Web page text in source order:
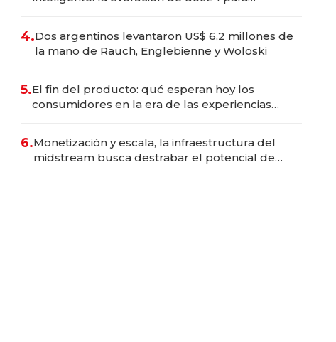
4.Dos argentinos levantaron US$ 6,2 millones de
la mano de Rauch, Englebienne y Woloski
5.El fin del producto: qué esperan hoy los
consumidores en la era de las experiencias
6.Monetización y escala, la infraestructura del
midstream busca destrabar el potencial de